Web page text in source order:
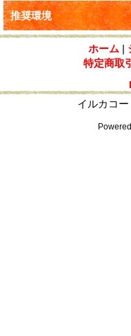
推奨環境
ホーム |
特定商取
イルカコー